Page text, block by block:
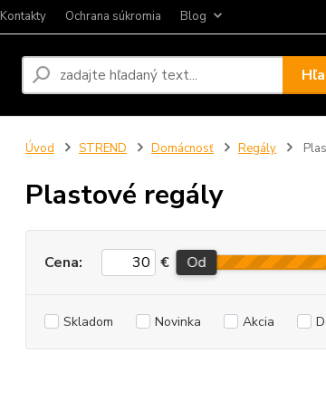
Kontakty Ochrana súkromia Blog
Úvod STREND Domácnosť Regály
Plastové regály
Cena: € Od
Skladom Novinka Akcia